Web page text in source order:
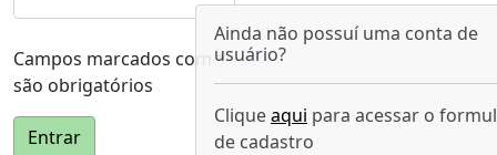
plantas
daninhas
Herbário
Campos marcados com *
são obrigatórios
Entrar
Ainda não possuí uma conta de
usuário?
Cliqueaqui para acessar o
de cadastro